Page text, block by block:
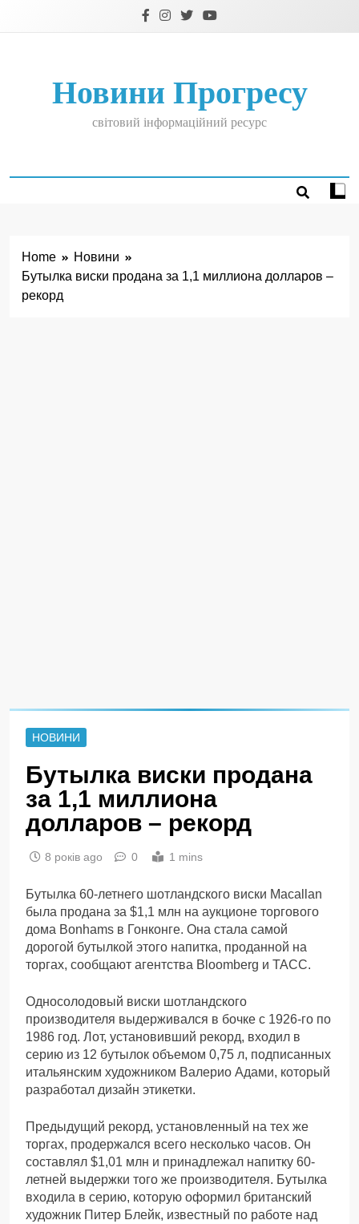
Новини Прогресу
світовий інформаційний ресурс
Home
Новини
Бутылка виски продана за 1,1 миллиона долларов –
рекорд
НОВИНИ
Бутылка виски продана
за 1,1 миллиона
долларов – рекорд
8 років ago 0 1 mins
Бутылка 60-летнего шотландского виски Macallan
была продана за $1,1 млн на аукционе торгового
дома Bonhams в Гонконге. Она стала самой
дорогой бутылкой этого напитка, проданной на
торгах, сообщают агентства Bloomberg и ТАСС.
Односолодовый виски шотландского
производителя выдерживался в бочке с 1926-го по
1986 год. Лот, установивший рекорд, входил в
серию из 12 бутылок объемом 0,75 л, подписанных
итальянским художником Валерио Адами, который
разработал дизайн этикетки.
Предыдущий рекорд, установленный на тех же
торгах, продержался всего несколько часов. Он
составлял $1,01 млн и принадлежал напитку 60-
летней выдержки того же производителя. Бутылка
входила в серию, которую оформил британский
художник Питер Блейк, известный по работе над